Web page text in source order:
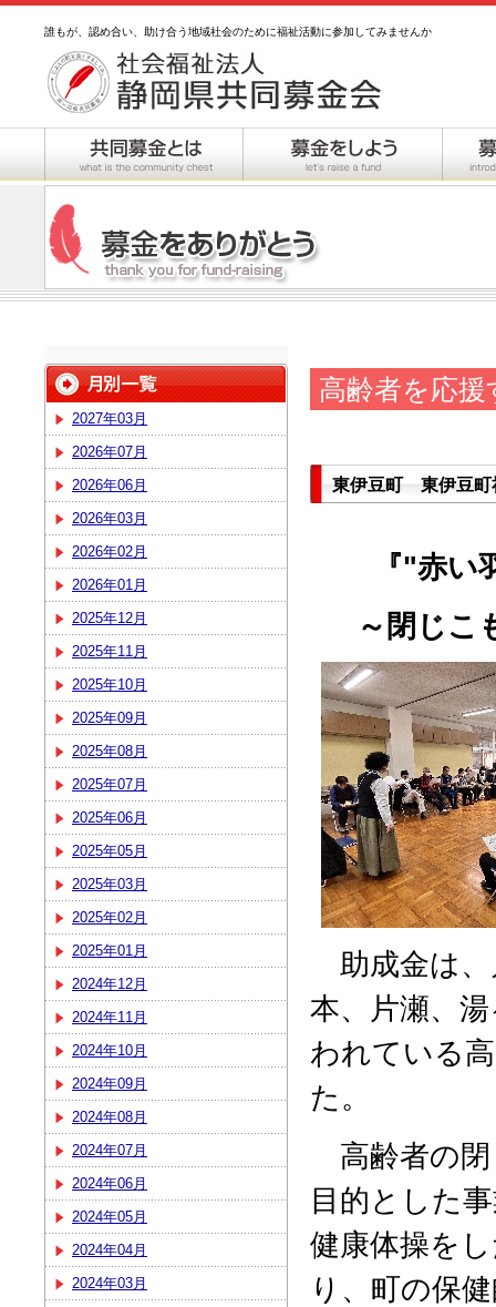
誰もが、認め合い、助け合う地域社会のために福祉活動に参加してみませんか
2027年03月
2026年07月
2026年06月
2026年03月
2026年02月
2026年01月
2025年12月
2025年11月
2025年10月
2025年09月
2025年08月
2025年07月
2025年06月
2025年05月
2025年03月
2025年02月
2025年01月
2024年12月
2024年11月
2024年10月
2024年09月
2024年08月
2024年07月
2024年06月
2024年05月
2024年04月
2024年03月
高齢者を応
東伊豆町 東伊豆町
『"赤
～閉じこ
助成金は、
本、片瀬、
われている
た。
高齢者の閉
目的とした
健康体操を
り、町の保